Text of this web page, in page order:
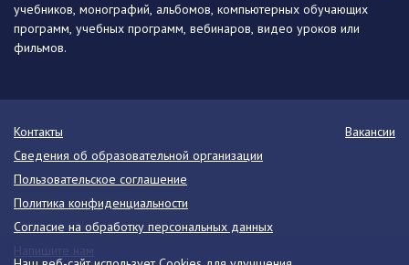
учебников, монографий, альбомов, компьютерных обучающих
программ, учебных программ, вебинаров, видео уроков или
фильмов.
Контакты
Вакансии
Сведения об образовательной организации
Пользовательское соглашение
Политика конфиденциальности
Согласие на обработку персональных данных